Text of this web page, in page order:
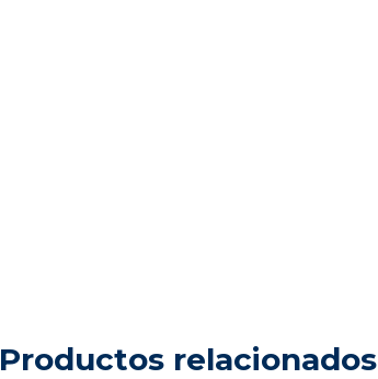
Productos relacionados